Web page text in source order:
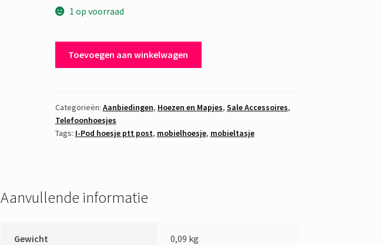
1 op voorraad
PTT
Post
2
Toevoegen aan winkelwagen
Categorieën: Aanbiedingen, Hoezen en Mapjes, Sale Accessoires,
Telefoonhoesjes
Tags: I-Pod hoesje ptt post, mobielhoesje, mobieltasje
Aanvullende informatie
Gewicht 0,09 kg